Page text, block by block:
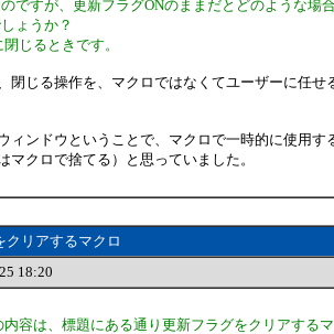
ですが、更新フラグONのままだとどのような場
ょうか？
じるときです。
閉じる操作を、マクロではなくてユーザーに任せ
ィンドウということで、マクロで一時的に使用す
マクロで捨てる）と思っていました。
クリアするマクロ
18:20
容は、標題にある通り更新フラグをクリアする